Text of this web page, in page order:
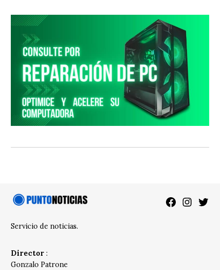
Facebook
Servicio de noticias.
Director :
Gonzalo Patrone